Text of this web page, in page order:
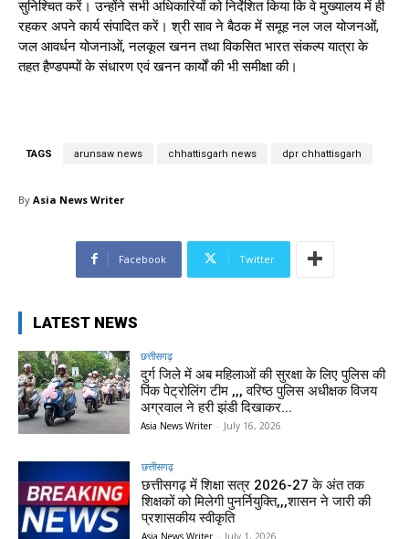
सुनिश्चित करें। उन्होंने सभी अधिकारियों को निर्देशित किया कि वे मुख्यालय में ही
रहकर अपने कार्य संपादित करें। श्री साव ने बैठक में समूह नल जल योजनओं,
जल आवर्धन योजनाओं, नलकूल खनन तथा विकसित भारत संकल्प यात्रा के
तहत हैण्डपम्पों के संधारण एवं खनन कार्यों की भी समीक्षा की।
TAGS arunsaw news chhattisgarh news dpr chhattisgarh
By Asia News Writer
Facebook Twitter
LATEST NEWS
छत्तीसगढ़
दुर्ग जिले में अब महिलाओं की सुरक्षा के लिए पुलिस की
पिंक पेट्रोलिंग टीम ,,, वरिष्ठ पुलिस अधीक्षक विजय
अग्रवाल ने हरी झंडी दिखाकर...
Asia News Writer - July 16, 2026
छत्तीसगढ़
छत्तीसगढ़ में शिक्षा सत्र 2026-27 के अंत तक
शिक्षकों को मिलेगी पुनर्नियुक्ति,,,शासन ने जारी की
प्रशासकीय स्वीकृति